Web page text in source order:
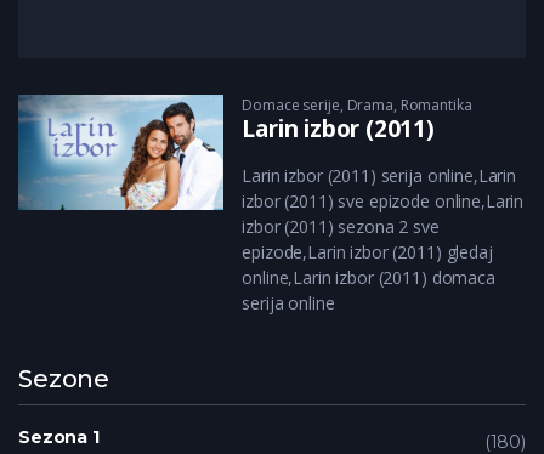
Domace serije, Drama, Romantika
Larin izbor (2011)
Larin izbor (2011) serija online,Larin
izbor (2011) sve epizode online,Larin
izbor (2011) sezona 2 sve
epizode,Larin izbor (2011) gledaj
online,Larin izbor (2011) domaca
serija online
Sezone
Sezona 1
180